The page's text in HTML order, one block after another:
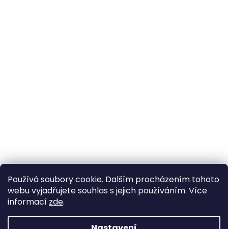
Používá soubory cookie. Dalším procházením tohoto
webu vyjadřujete souhlas s jejich používáním. Více
informací zde.